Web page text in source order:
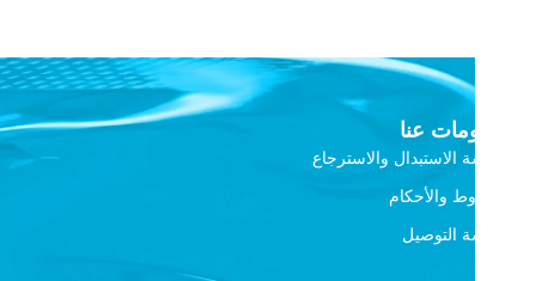
معلومات عنا
سياسة الاستبدال والاسترجاع
الشروط والأحكام
سياسة التوصيل